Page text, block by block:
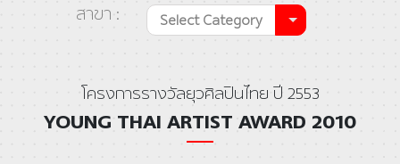
สาขา : Select Category
โครงการรางวัลยุวศิลปินไทย ปี 2553
YOUNG THAI ARTIST AWARD 2010